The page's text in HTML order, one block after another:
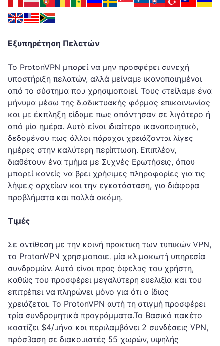
Εξυπηρέτηση Πελατών
Το ProtonVPN μπορεί να μην προσφέρει συνεχή
υποστήριξη πελατών, αλλά μείναμε ικανοποιημένοι
από το σύστημα που χρησιμοποιεί. Τους στείλαμε ένα
μήνυμα μέσω της διαδικτυακής φόρμας επικοινωνίας
και με έκπληξη είδαμε πως απάντησαν σε λιγότερο ή
από μία ημέρα. Αυτό είναι ιδιαίτερα ικανοποιητικό,
δεδομένου πως άλλοι πάροχοι χρειάζονται λίγες
ημέρες στην καλύτερη περίπτωση. Επιπλέον,
διαθέτουν ένα τμήμα με Συχνές Ερωτήσεις, όπου
μπορεί κανείς να βρει χρήσιμες πληροφορίες για τις
λήψεις αρχείων και την εγκατάσταση, για διάφορα
προβλήματα και πολλά ακόμη.
Τιμές
Σε αντίθεση με την κοινή πρακτική των τυπικών VPN,
το ProtonVPN χρησιμοποιεί μία κλιμακωτή υπηρεσία
συνδρομών. Αυτό είναι προς όφελος του χρήστη,
καθώς του προσφέρει μεγαλύτερη ευελιξία και του
επιτρέπει να πληρώνει μόνο για ότι ο ίδιος
χρειάζεται. Το ProtonVPN αυτή τη στιγμή προσφέρει
τρία συνδρομητικά προγράμματα.Το Βασικό πακέτο
κοστίζει $4/μήνα και περιλαμβάνει 2 συνδέσεις VPN,
πρόσβαση σε διακομιστές 55 χωρών, υψηλής